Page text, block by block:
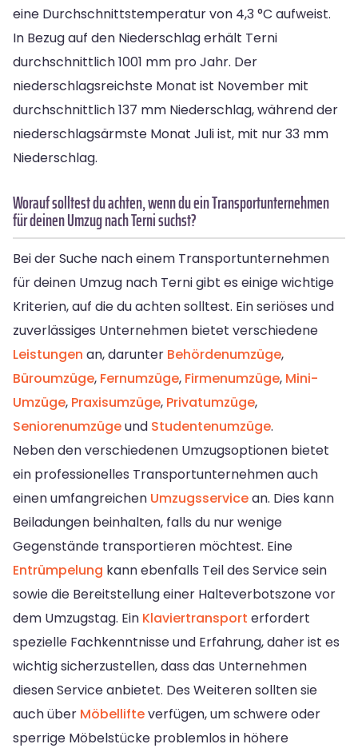
eine Durchschnittstemperatur von 4,3 °C aufweist.
In Bezug auf den Niederschlag erhält Terni
durchschnittlich 1001 mm pro Jahr. Der
niederschlagsreichste Monat ist November mit
durchschnittlich 137 mm Niederschlag, während der
niederschlagsärmste Monat Juli ist, mit nur 33 mm
Niederschlag.
Worauf solltest du achten, wenn du ein Transportunternehmen
für deinen Umzug nach Terni suchst?
Bei der Suche nach einem Transportunternehmen
für deinen Umzug nach Terni gibt es einige wichtige
Kriterien, auf die du achten solltest. Ein seriöses und
zuverlässiges Unternehmen bietet verschiedene
Leistungen an, darunter Behördenumzüge,
Büroumzüge, Fernumzüge, Firmenumzüge, Mini-
Umzüge, Praxisumzüge, Privatumzüge,
Seniorenumzügeund Studentenumzüge.
Neben den verschiedenen Umzugsoptionen bietet
ein professionelles Transportunternehmen auch
einen umfangreichen Umzugsservicean. Dies kann
Beiladungen beinhalten, falls du nur wenige
Gegenstände transportieren möchtest. Eine
Entrümpelung kann ebenfalls Teil des Service sein
sowie die Bereitstellung einer Halteverbotszone vor
dem Umzugstag. Ein Klaviertransport erfordert
spezielle Fachkenntnisse und Erfahrung, daher ist es
wichtig sicherzustellen, dass das Unternehmen
diesen Service anbietet. Des Weiteren sollten sie
auch über Möbellifteverfügen, um schwere oder
sperrige Möbelstücke problemlos in höhere